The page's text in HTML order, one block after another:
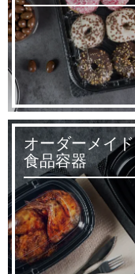
オーダーメイド
食品容器